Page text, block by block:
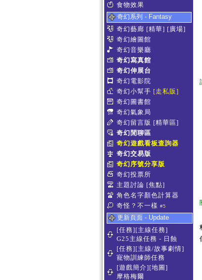
食物效果
奇幻系列 - Fantasy
奇幻藝廊 [精華] [廣場]
奇幻繪圖館
奇幻音樂廳
奇幻寫真館
奇幻伸展台
奇幻電影院
奇幻小幫手 [走私販]
奇幻圖書館
奇幻氣象局
奇幻留言版 [精華區]
奇幻閒聊區
奇幻遊戲看板查詢器
奇幻交易版
奇幻序號分享版
奇幻投票所
主題討論 [焦點]
角色名字顏色計算器
奇怪？不一樣 #5
更新頁面 - Update
[任務][主線任務]
G25主線任務 - 日蝕
[任務][主線/故事劇情]
寵物訓練師任務
[遊戲簡介][地圖]
摩格梅爾